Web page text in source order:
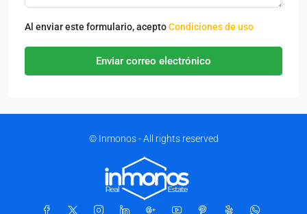
Al enviar este formulario, aceptoCondiciones de uso
Enviar correo electrónico
© Inmonos - All rights reserved